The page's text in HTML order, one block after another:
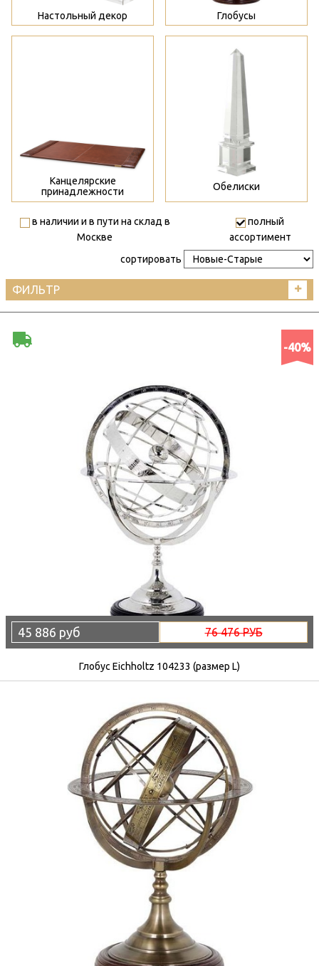
Настольный декор Глобусы
Канцелярские
принадлежности
>
Обелиски
в наличии и в пути на склад в
Москве
полный
ассортимент
сортировать
ФИЛЬТР
-40%
45 886 руб 76 476 РУБ
Глобус Eichholtz 104233 (размер L)